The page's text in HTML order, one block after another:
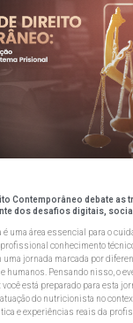
Contemporâneo debate as
dos desafios digitais,
é uma área essencial para o
conhecimento
uma jornada marcada por
humanos. Pensando nisso, o
está preparado para esta
do nutricionista no
e experiências reais da
PáginaPágina
PáginaPáginaPágina